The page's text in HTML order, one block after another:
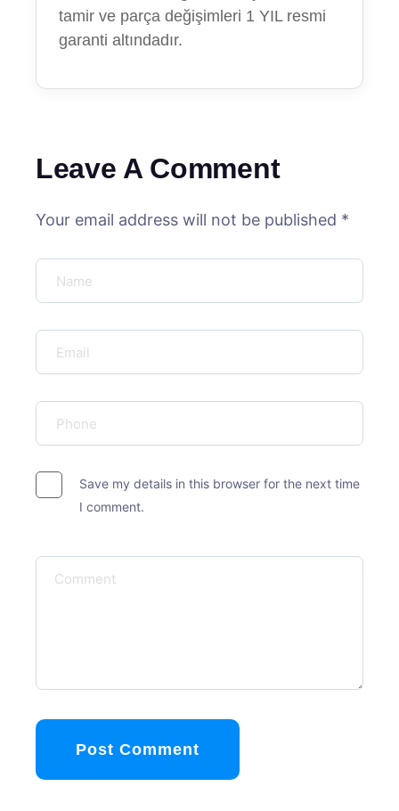
tamir ve parça değişimleri 1 YIL resmi
garanti altındadır.
Leave A Comment
Your email address will not be published *
Save my details in this browser for the next time
I comment.
Post Comment